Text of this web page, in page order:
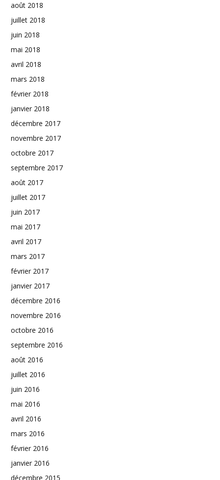
août 2018
juillet 2018
juin 2018
mai 2018
avril 2018
mars 2018
février 2018
janvier 2018
décembre 2017
novembre 2017
octobre 2017
septembre 2017
août 2017
juillet 2017
juin 2017
mai 2017
avril 2017
mars 2017
février 2017
janvier 2017
décembre 2016
novembre 2016
octobre 2016
septembre 2016
août 2016
juillet 2016
juin 2016
mai 2016
avril 2016
mars 2016
février 2016
janvier 2016
décembre 2015